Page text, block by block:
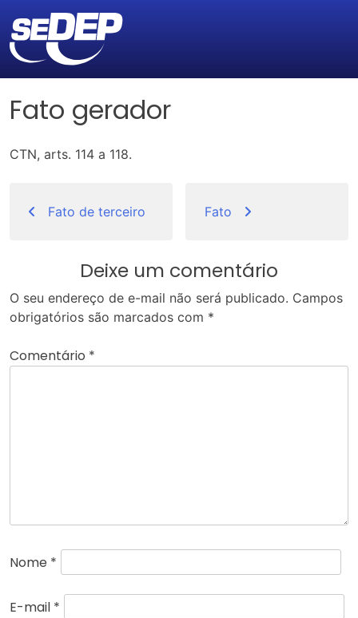
Fato gerador
CTN, arts. 114 a 118.
de
Fato de terceiro Fato
Deixe um comentário
O seu endereço de e-mail não será publicado. Campos
obrigatórios são marcados com *
Comentário *
Nome *
E-mail *